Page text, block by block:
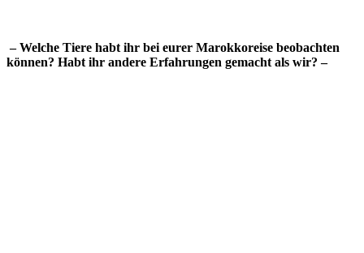
– Welche Tiere habt ihr bei eurer Marokkoreise beobachten
können? Habt ihr andere Erfahrungen gemacht als wir? –